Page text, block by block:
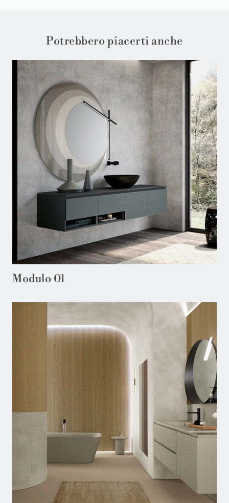
Potrebbero piacerti anche
Modulo 01